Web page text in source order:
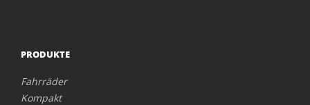
PRODUKTE
Fahrräder
Kompakt